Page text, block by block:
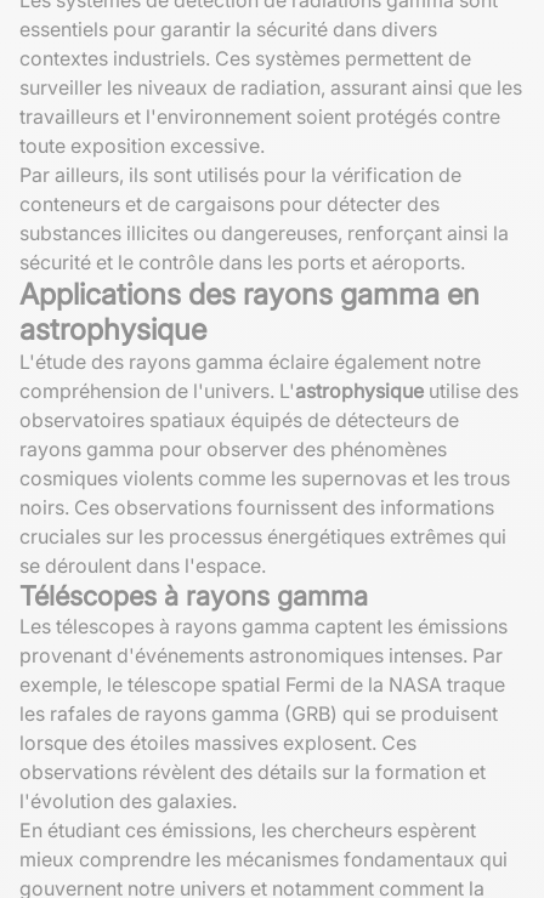
essentiels pour garantir la sécurité dans divers
contextes industriels. Ces systèmes permettent de
surveiller les niveaux de radiation, assurant ainsi que les
travailleurs et l'environnement soient protégés contre
toute exposition excessive.
Par ailleurs, ils sont utilisés pour la vérification de
conteneurs et de cargaisons pour détecter des
substances illicites ou dangereuses, renforçant ainsi la
sécurité et le contrôle dans les ports et aéroports.
Applications des rayons gamma en
astrophysique
L'étude des rayons gamma éclaire également notre
compréhension de l'univers. L'astrophysique utilise des
observatoires spatiaux équipés de détecteurs de
rayons gamma pour observer des phénomènes
cosmiques violents comme les supernovas et les trous
noirs. Ces observations fournissent des informations
cruciales sur les processus énergétiques extrêmes qui
se déroulent dans l'espace.
Téléscopes à rayons gamma
Les télescopes à rayons gamma captent les émissions
provenant d'événements astronomiques intenses. Par
exemple, le télescope spatial Fermi de la NASA traque
les rafales de rayons gamma (GRB) qui se produisent
lorsque des étoiles massives explosent. Ces
observations révèlent des détails sur la formation et
l'évolution des galaxies.
En étudiant ces émissions, les chercheurs espèrent
mieux comprendre les mécanismes fondamentaux qui
gouvernent notre univers et notamment comment la